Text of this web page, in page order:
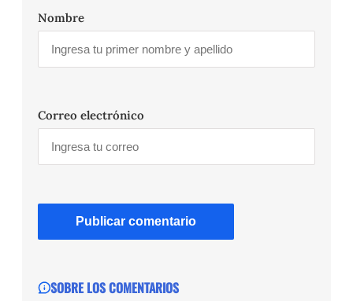
Nombre
Correo electrónico
SOBRE LOS COMENTARIOS